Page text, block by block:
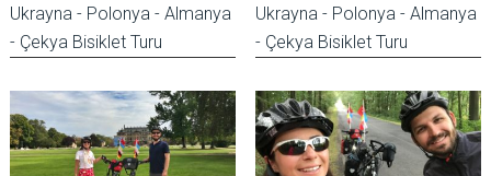
Ukrayna - Polonya - Almanya
- Çekya Bisiklet Turu
Ukrayna - Polonya - Almanya
- Çekya Bisiklet Turu